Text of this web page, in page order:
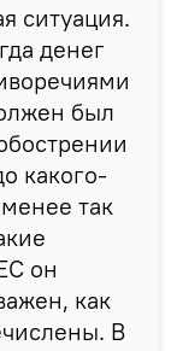
ситуация.
денег
был
какого-
так
он
как
В